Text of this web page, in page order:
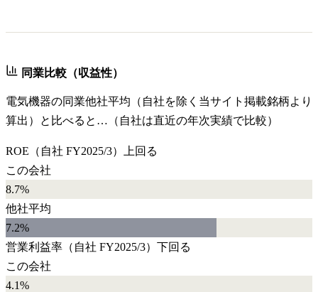
同業比較（収益性）
電気機器の同業他社平均（自社を除く当サイト掲載銘柄より
算出）と比べると…（自社は直近の年次実績で比較）
ROE （自社 FY2025/3）
上回る
この会社
8.7%
他社平均
7.2%
営業利益率 （自社 FY2025/3） 下回る
この会社
4.1%